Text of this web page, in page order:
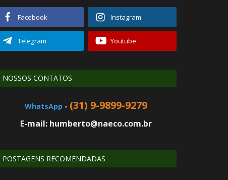
Facebook Instagram
Telegram Youtube
NOSSOS CONTATOS
WhatsApp - (31) 9-9899-9279
E-mail: humberto@naeco.com.br
POSTAGENS RECOMENDADAS